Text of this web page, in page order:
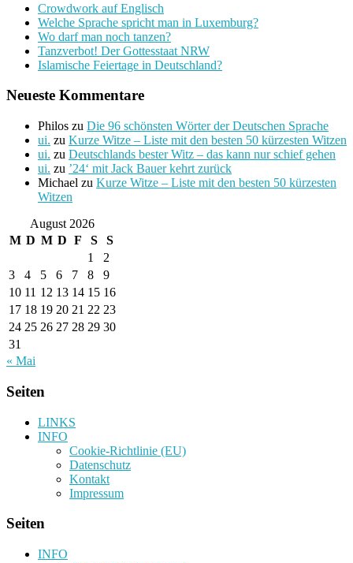
Crowdwork auf Englisch
Welche Sprache spricht man in Luxemburg?
Wo darf man noch tanzen?
Tanzverbot! Der Gottesstaat NRW
Islamische Feiertage in Deutschland?
Neueste Kommentare
Philos zu Die 96 schönsten Wörter der Deutschen Sprache
ui. zu Kurze Witze – Liste mit den besten 50 kürzesten Witzen
ui. zu Deutschlands bester Witz – das kann nur schief gehen
ui. zu ’24‘ mit Jack Bauer kehrt zurück
Michael zu Kurze Witze – Liste mit den besten 50 kürzesten
Witzen
August 2026
M D M D F S
S
1
2
3
4 5 6 7 8
9
10 11 12 13 14 15 16
17 18 19 20 21 22 23
24 25 26 27 28 29 30
31
« Mai
Seiten
LINKS
INFO
Cookie-Richtlinie (EU)
Datenschutz
Kontakt
Impressum
Seiten
INFO